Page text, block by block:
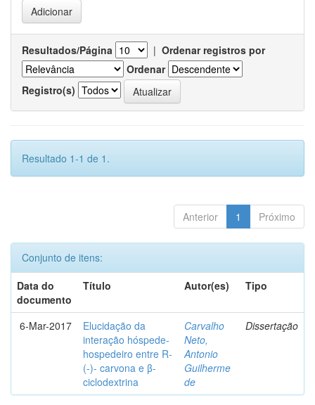
Resultados/Página | Ordenar registros por
Ordenar
Registro(s)
Resultado 1-1 de 1.
Anterior 1 Próximo
Conjunto de itens:
Data do
documento
Título Autor(es) Tipo
6-Mar-2017
Elucidação da
interação hóspede-
hospedeiro entre R-
(-)- carvona e β-
ciclodextrina
Carvalho
Neto,
Antonio
Guilherme
de
Dissertação